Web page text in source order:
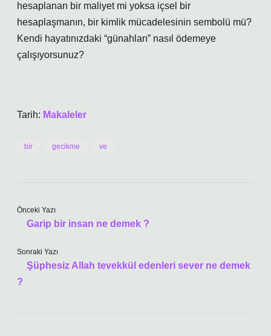
hesaplanan bir maliyet mi yoksa içsel bir
hesaplaşmanın, bir kimlik mücadelesinin sembolü mü?
Kendi hayatınızdaki “günahları” nasıl ödemeye
çalışıyorsunuz?
Tarih: Makaleler
bir gecikme ve
Önceki Yazı
Garip bir insan ne demek ?
Sonraki Yazı
Şüphesiz Allah tevekkül edenleri sever ne demek
?